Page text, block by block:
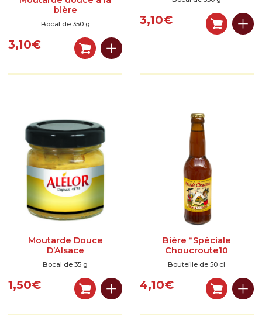
bière
Bocal de 350 g
3,10€
3,10€
Moutarde Douce
D’Alsace
Bocal de 35 g
1,50€
Bière “Spéciale
Choucroute10
Bouteille de 50 cl
4,10€